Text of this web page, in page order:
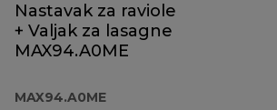
Nastavak za raviole
+ Valjak za lasagne
MAX94.A0ME
MAX94.A0ME